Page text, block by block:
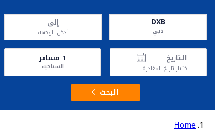
DXB
دبي
إلى
أدخل الوجهة
التاريخ
اختيار تاريخ المغادرة
1 مسافر
السياحية
البحث
Home